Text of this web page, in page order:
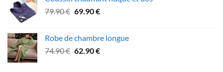
était :
42.90 €.
est :
39.90 €.
79.90€ Le
était :
79.90 €.
69.90€Le
est :
69.90 €.
Robe de chambre longue
74.90€ Le
62.90€Le